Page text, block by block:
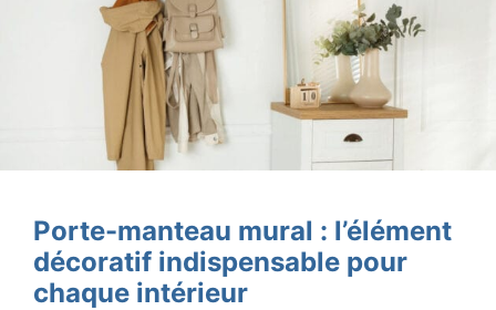
Porte-manteau mural : l’élément
décoratif indispensable pour
chaque intérieur